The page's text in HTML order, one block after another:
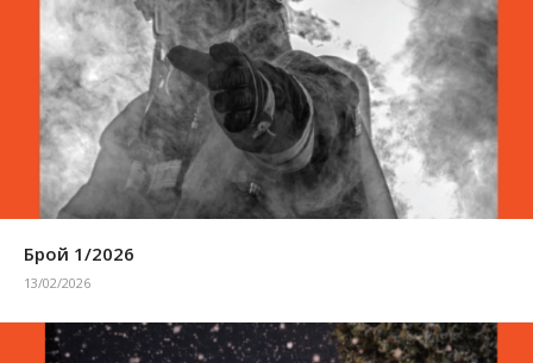
Брой 1/2026
13/02/2026